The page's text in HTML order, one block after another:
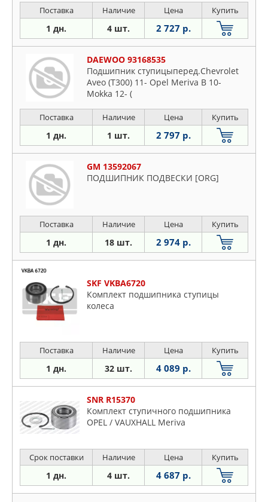
Поставка Наличие Цена Купить
1 дн. 4 шт. 2 727 р.
DAEWOO 93168535
Подшипник ступицыперед.Chevrolet
Aveo (T300) 11- Opel Meriva B 10-
Mokka 12- (
Поставка Наличие Цена Купить
1 дн. 1 шт. 2 797 р.
GM 13592067
ПОДШИПНИК ПОДВЕСКИ [ORG]
Поставка Наличие Цена Купить
1 дн. 18 шт. 2 974 р.
SKF VKBA6720
Комплект подшипника ступицы
колеса
Поставка Наличие Цена Купить
1 дн. 32 шт. 4 089 р.
SNR R15370
Комплект ступичного подшипника
OPEL / VAUXHALL Meriva
Срок поставки Наличие Цена Купить
1 дн. 4 шт. 4 687 р.